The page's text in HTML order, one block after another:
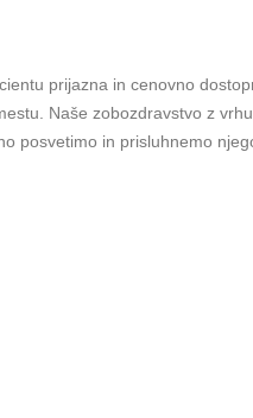
prijazna in cenovno
Naše zobozdravstvo z
posvetimo in prisluhnemo